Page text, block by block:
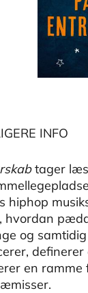
INFO
tager
hiphop
hvordan
og
en